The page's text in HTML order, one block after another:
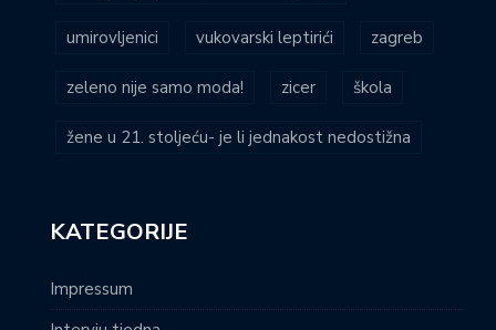
umirovljenici vukovarski leptirići zagreb
zeleno nije samo moda! zicer škola
žene u 21. stoljeću- je li jednakost nedostižna
KATEGORIJE
Impressum